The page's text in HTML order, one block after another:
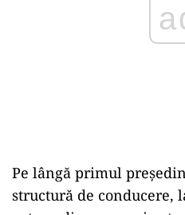
Pe lângă primul
structură de conducere,